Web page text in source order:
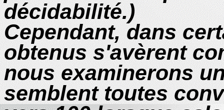
décidabilité.)
Cependant, dans
obtenus s'avèrent
nous examinerons
semblent toutes